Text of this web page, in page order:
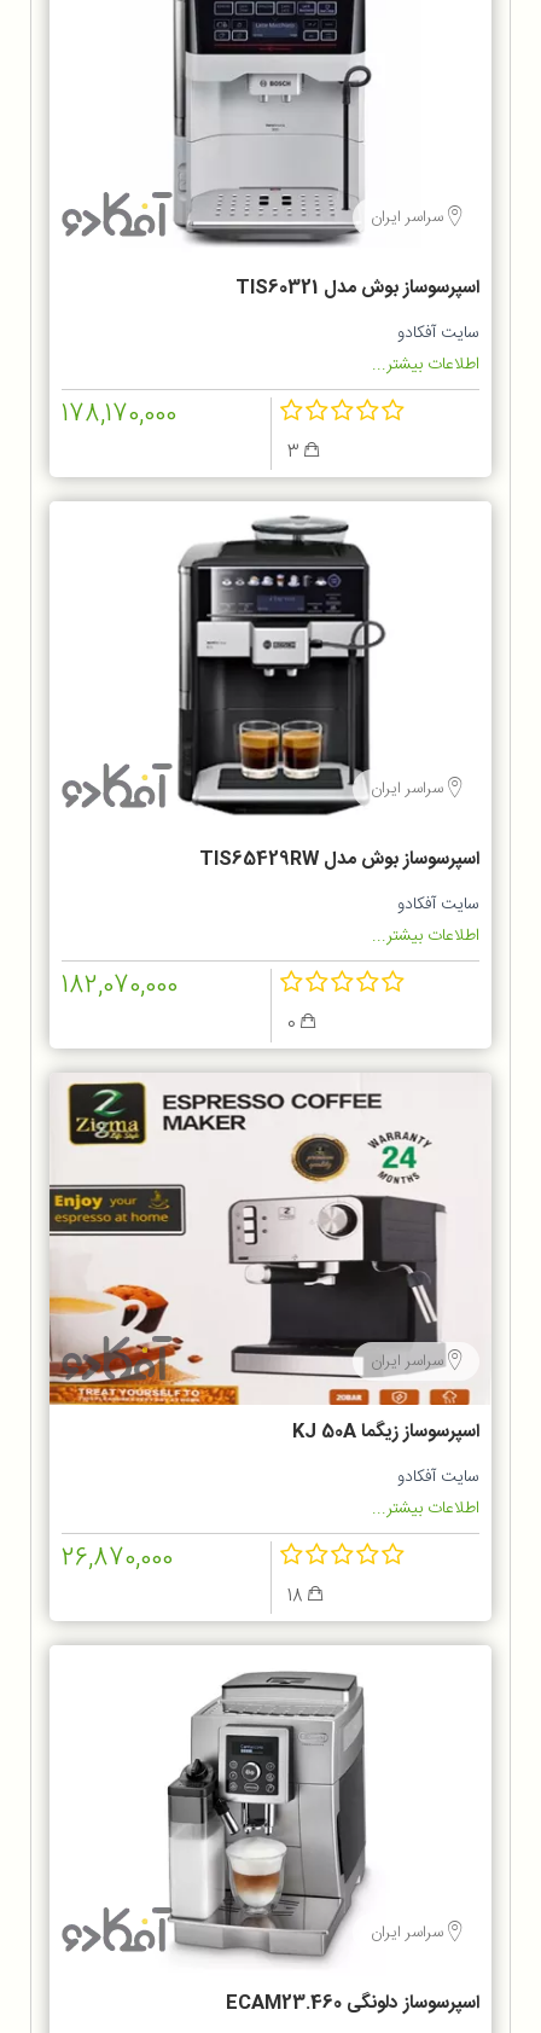
سراسر ایران
اسپرسوساز بوش مدل TIS60321
سایت آفکادو
اطلاعات بیشتر...
178,170,000
سراسر ایران
اسپرسوساز بوش مدل TIS65429RW
سایت آفکادو
اطلاعات بیشتر...
182,070,000
سراسر ایران
اسپرسوساز زیگما KJ 50A
سایت آفکادو
اطلاعات بیشتر...
26,870,000
سراسر ایران
اسپرسوساز دلونگی ECAM23.460